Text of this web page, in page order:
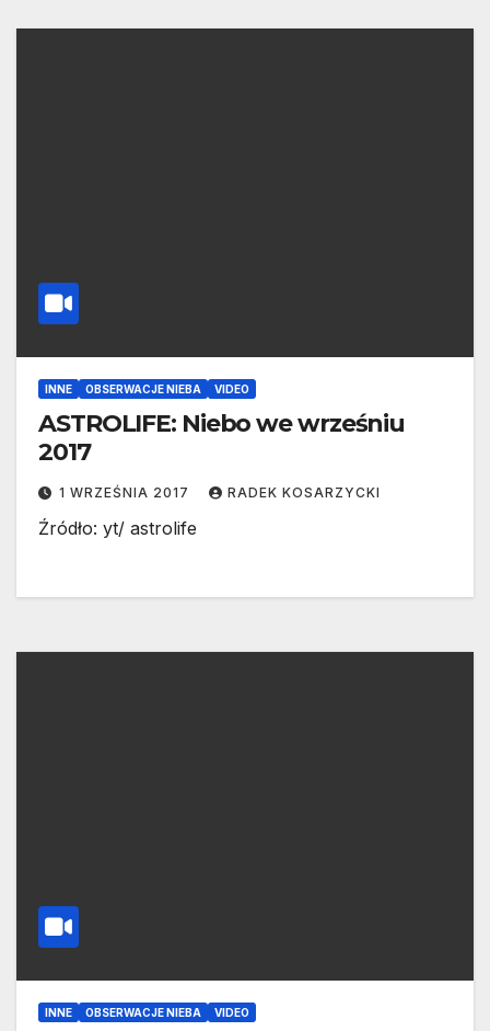
INNE OBSERWACJE NIEBA VIDEO
ASTROLIFE: Niebo we wrześniu
2017
1 WRZEŚNIA 2017 RADEK KOSARZYCKI
Źródło: yt/ astrolife
INNE OBSERWACJE NIEBA VIDEO